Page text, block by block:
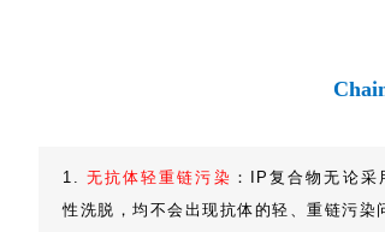
1.无抗体轻重链污染 ：IP复合物无论
性洗脱，均不会出现抗体的轻、重链污染